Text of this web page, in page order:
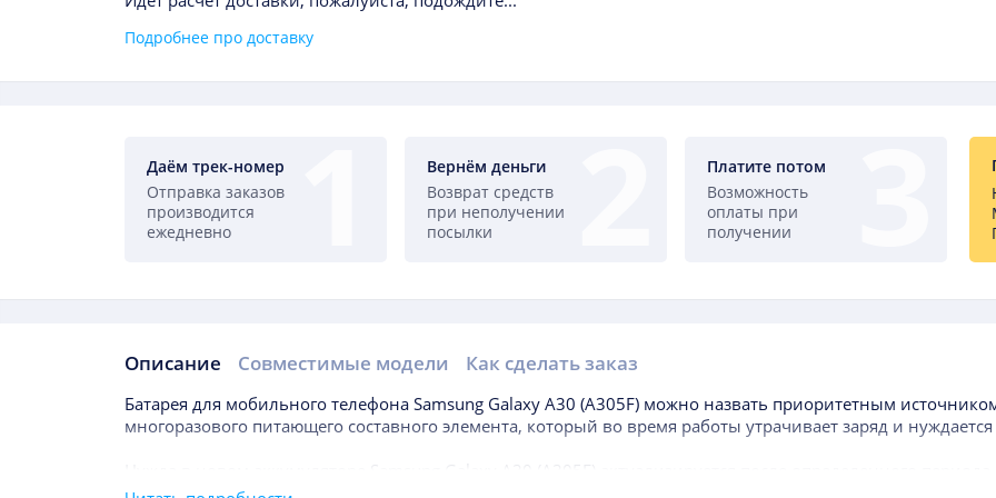
Подробнее про доставку
Даём трек-номер
Отправка заказов
производится
ежедневно
Вернём деньги
Возврат средств
при неполучении
посылки
Платите потом
Возможность
оплаты при
получении
Описание Совместимые модели Как сделать заказ
Описание
Батарея для мобильного телефона Samsung Galaxy A30 (A305F) можно назвать приоритетным
многоразового питающего составного элемента, который во время работы утрачивает заряд и
актуализируется после определенного
может возникнуть даже в течение года после покупки гаджета, когда аккумуляторная батарея,